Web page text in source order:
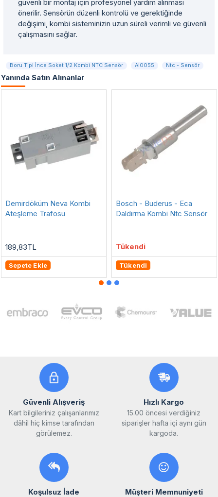
güvenli bir montaj için profesyonel yardım alınması
önerilir. Sensörün düzenli kontrolü ve gerektiğinde
değişimi, kombi sisteminizin uzun süreli verimli ve güvenli
çalışmasını sağlar.
Boru Tipi İnce Soket 1/2 Kombi NTC Sensör AI0055 Ntc - Sensör
Yanında Satın Alınanlar
Demirdöküm Neva Kombi
Ateşleme Trafosu
189,83TL
Sepete Ekle
Bosch - Buderus - Eca
Daldırma Kombi Ntc Sensör
Tükendi
Tükendi
Güvenli Alışveriş
Kart bilgileriniz çalışanlarımız
dâhil hiç kimse tarafından
görülemez.
Hızlı Kargo
15.00 öncesi verdiğiniz
siparişler hafta içi aynı gün
kargoda.
Koşulsuz İade Müşteri Memnuniyeti